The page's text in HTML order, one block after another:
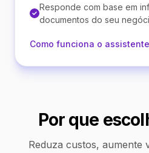
Responde com base em
documentos do seu
Como funciona o
Por que
Reduza custos, aumente